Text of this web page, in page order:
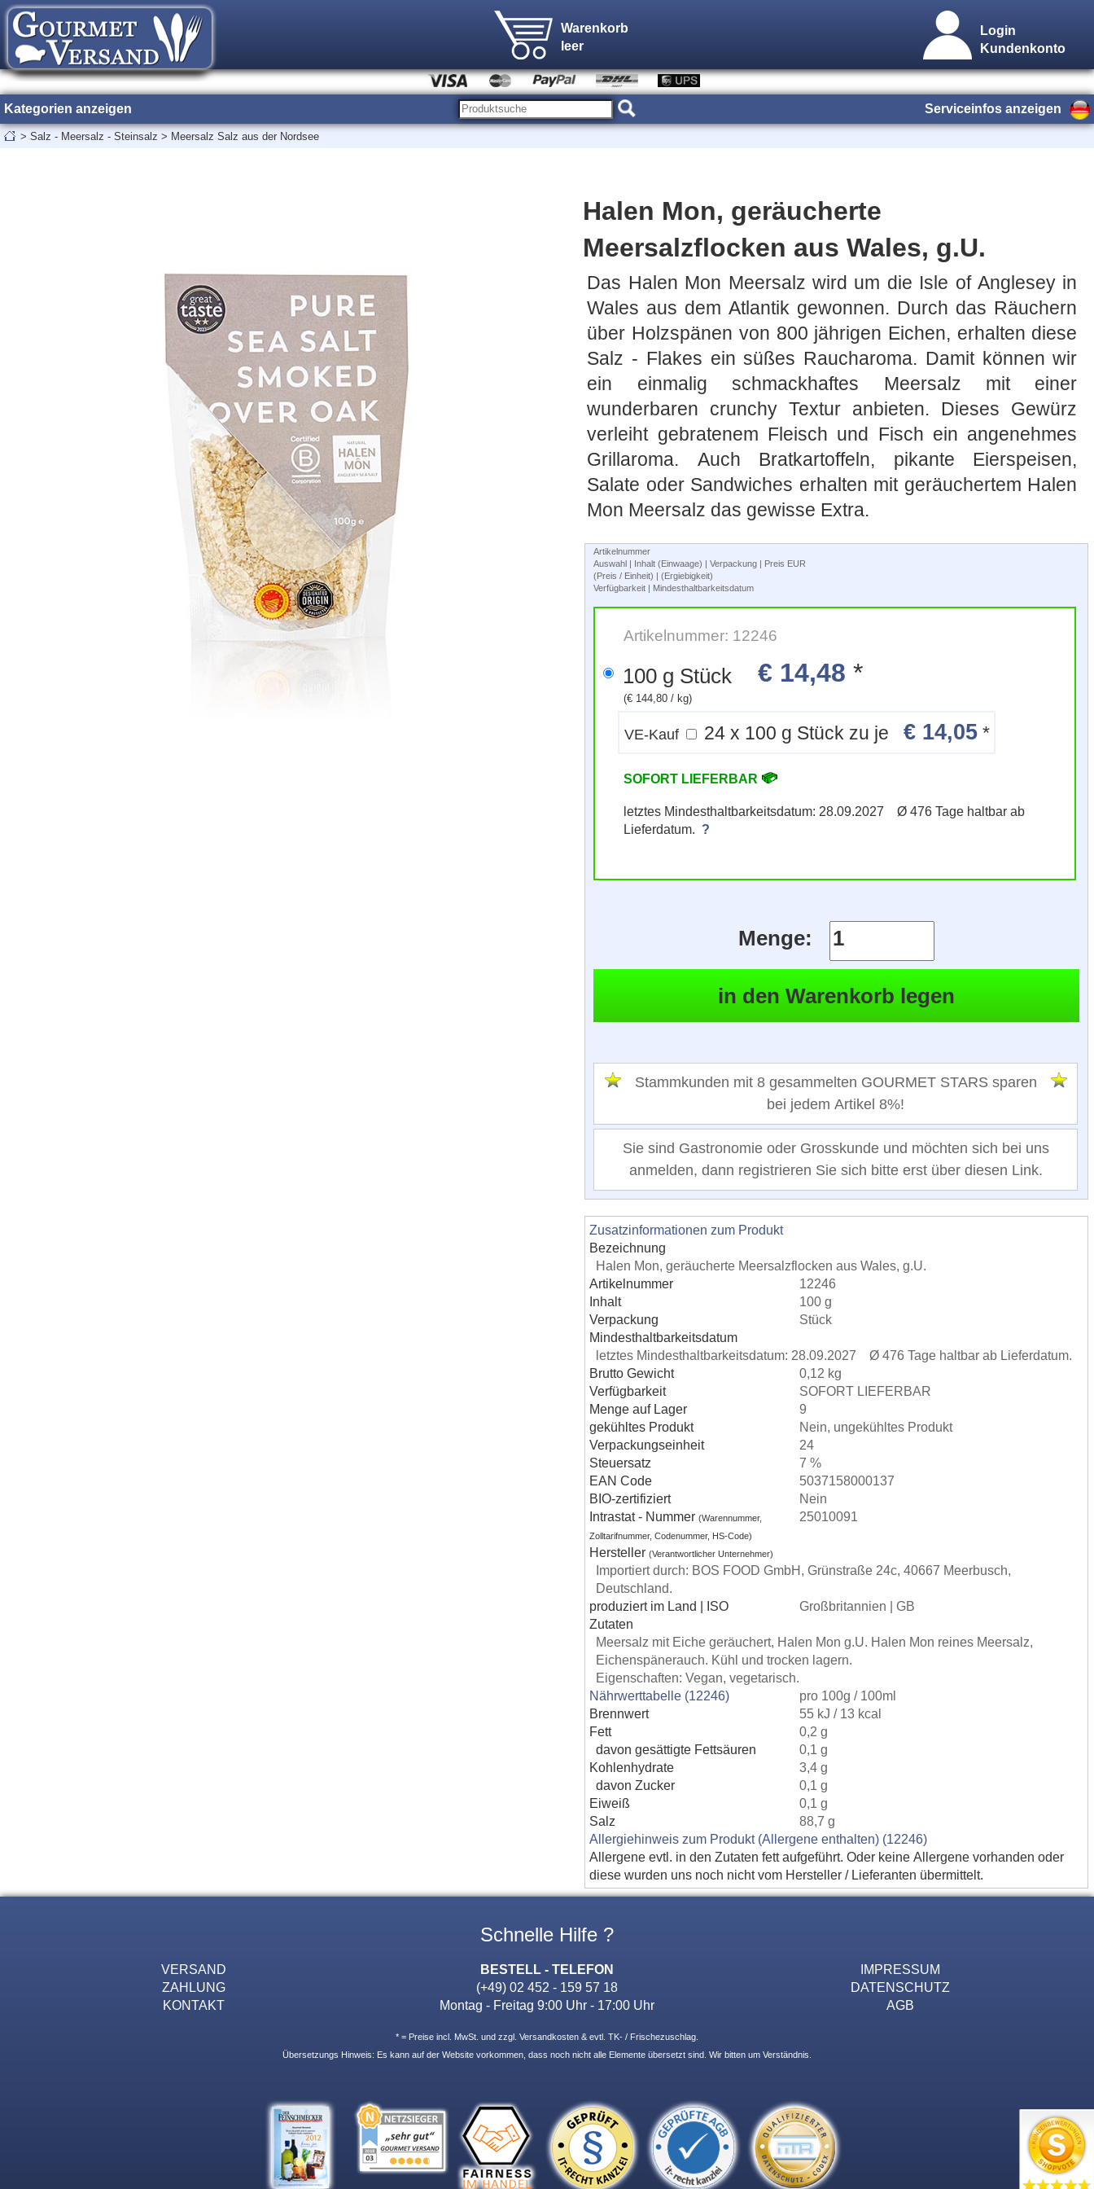
Warenkorb
leer
Login
Kundenkonto
Kategorien anzeigen Serviceinfos anzeigen
> Salz - Meersalz - Steinsalz > Meersalz Salz aus der Nordsee
Halen Mon, geräucherte
Meersalzflocken aus Wales, g.U.
Das Halen Mon Meersalz wird um die Isle of Anglesey in
Wales aus dem Atlantik gewonnen. Durch das Räuchern
über Holzspänen von 800 jährigen Eichen, erhalten diese
Salz - Flakes ein süßes Raucharoma. Damit können wir
ein einmalig schmackhaftes Meersalz mit einer
wunderbaren crunchy Textur anbieten. Dieses Gewürz
verleiht gebratenem Fleisch und Fisch ein angenehmes
Grillaroma. Auch Bratkartoffeln, pikante Eierspeisen,
Salate oder Sandwiches erhalten mit geräuchertem Halen
Mon Meersalz das gewisse Extra.
Artikelnummer
Auswahl | Inhalt (Einwaage) | Verpackung | Preis EUR
(Preis / Einheit) | (Ergiebigkeit)
Verfügbarkeit | Mindesthaltbarkeitsdatum
Artikelnummer: 12246
100 g Stück € 14,48 *
(€ 144,80 / kg)
VE-Kauf 24 x 100 g Stück zu je € 14,05*
SOFORT LIEFERBAR
letztes Mindesthaltbarkeitsdatum: 28.09.2027 Ø 476 Tage haltbar ab
Lieferdatum. ?
Menge:
Stammkunden mit 8 gesammelten GOURMET STARS sparen
bei jedem Artikel 8%!
Sie sind Gastronomie oder Grosskunde und möchten sich bei uns
anmelden, dann registrieren Sie sich bitte erst über diesen Link.
Zusatzinformationen zum Produkt
Bezeichnung
Halen Mon, geräucherte Meersalzflocken aus Wales, g.U.
Artikelnummer
12246
Inhalt
100 g
Verpackung
Stück
Mindesthaltbarkeitsdatum
letztes Mindesthaltbarkeitsdatum: 28.09.2027 Ø 476 Tage haltbar ab Lieferdatum.
Brutto Gewicht
0,12 kg
Verfügbarkeit
SOFORT LIEFERBAR
Menge auf Lager
9
gekühltes Produkt
Nein, ungekühltes Produkt
Verpackungseinheit
24
Steuersatz
7 %
EAN Code
5037158000137
BIO-zertifiziert
Nein
Intrastat - Nummer(Warennummer,
Zolltarifnummer, Codenummer, HS-Code)
25010091
Hersteller(Verantwortlicher Unternehmer)
Importiert durch: BOS FOOD GmbH, Grünstraße 24c, 40667 Meerbusch,
Deutschland.
produziert im Land | ISO
Großbritannien | GB
Zutaten
Meersalz mit Eiche geräuchert, Halen Mon g.U. Halen Mon reines Meersalz,
Eichenspänerauch. Kühl und trocken lagern.
Eigenschaften: Vegan, vegetarisch.
Nährwerttabelle (12246)
pro 100g / 100ml
Brennwert
55 kJ / 13 kcal
Fett
0,2 g
davon gesättigte Fettsäuren
0,1 g
Kohlenhydrate
3,4 g
davon Zucker
0,1 g
Eiweiß
0,1 g
Salz
88,7 g
Allergiehinweis zum Produkt (Allergene enthalten) (12246)
Allergene evtl. in den Zutaten fett aufgeführt. Oder keine Allergene vorhanden oder
diese wurden uns noch nicht vom Hersteller / Lieferanten übermittelt.
Schnelle Hilfe ?
VERSAND
ZAHLUNG
KONTAKT
BESTELL - TELEFON
(+49) 02 452 - 159 57 18
Montag - Freitag 9:00 Uhr - 17:00 Uhr
IMPRESSUM
DATENSCHUTZ
AGB
* = Preise incl. MwSt. und zzgl. Versandkosten & evtl. TK- / Frischezuschlag.
Übersetzungs Hinweis: Es kann auf der Website vorkommen, dass noch nicht alle Elemente übersetzt sind. Wir bitten um Verständnis.